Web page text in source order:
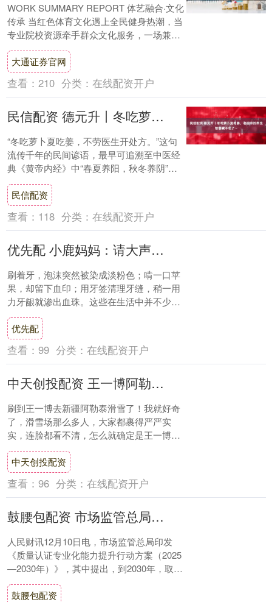
WORK SUMMARY REPORT 体艺融合·文化
传承 当红色体育文化遇上全民健身热潮，当
专业院校资源牵手群众文化服务，一场兼具
红色文化与民生价值的合作重磅....
大通证券官网
查看： 210 分类： 在线配资开户
民信配资 德元升丨冬吃萝卜夏吃姜，老祖宗的养生智慧藏不住了～
“冬吃萝卜夏吃姜，不劳医生开处方。”这句
流传千年的民间谚语，最早可追溯至中医经
典《黄帝内经》中“春夏养阳，秋冬养阴”的
核心思想。那么，这背后究竟蕴含着怎样的
中医....
民信配资
查看： 118 分类： 在线配资开户
优先配 小鹿妈妈：请大声对牙龈出血说不
刷着牙，泡沫突然被染成淡粉色；啃一口苹
果，却留下血印；用牙签清理牙缝，稍一用
力牙龈就渗出血珠。这些在生活中并不少
见。可多数人对此习以为常，很少真正放在
心上。小鹿....
优先配
查看： 99 分类： 在线配资开户
中天创投配资 王一博阿勒泰滑雪被偶遇，裹成这样还能揪出，真粉丝绝了
刷到王一博去新疆阿勒泰滑雪了！我就好奇
了，滑雪场那么多人，大家都裹得严严实
实，连脸都看不清，怎么就确定是王一博
呢？ 说出来你可能都觉得好笑，先是看站
姿，老粉对他....
中天创投配资
查看： 96 分类： 在线配资开户
鼓腰包配资 市场监管总局印发《质量认证专业化能力提升行动方案（2025—2030年）》
人民财讯12月10日电，市场监管总局印发
《质量认证专业化能力提升行动方案（2025
—2030年）》，其中提出，到2030年，取得
高新技术企业认定的认证机构不少于....
鼓腰包配资